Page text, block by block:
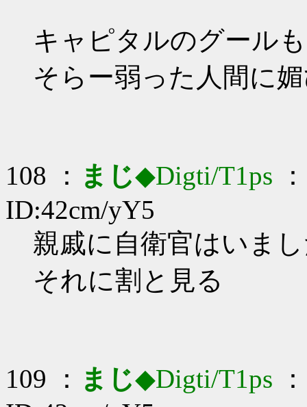
キャピタルのグール
そらー弱った人間に
108 ： まじ◆Digti/T1ps
ID:42cm/yY5
親戚に自衛官はいま
それに割と見る
109 ： まじ◆Digti/T1ps